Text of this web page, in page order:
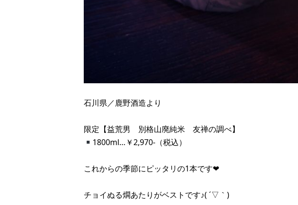
石川県／鹿野酒造より
限定【益荒男 別格山廃純米 友禅の調べ】
1800ml…￥2,970-（税込）
これからの季節にピッタリの1本です❤︎
チョイぬる燗あたりがベストです♪( ´▽｀)